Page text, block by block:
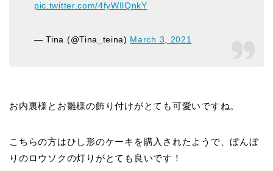
pic.twitter.com/4fyWIlQnkY
— Tina (@Tina_teina) March 3, 2021
お内裏様とお雛様の飾り付けがとても可愛いですね。
こちらの方はひし形のケーキを購入されたようで、ぼんぼ
りのロウソクの灯りがとても良いです！